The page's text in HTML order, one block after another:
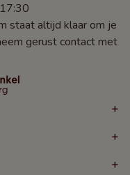
staat altijd klaar om je
gerust contact met
+
+
+